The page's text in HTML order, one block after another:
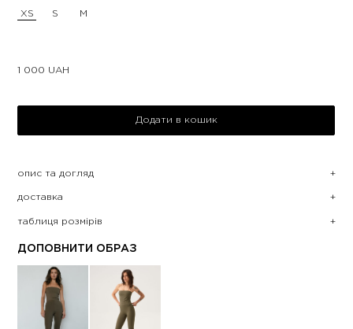
XS S M
1 000 UAH
Додати в кошик
опис та догляд
доставка
таблиця розмірів
ДОПОВНИТИ ОБРАЗ